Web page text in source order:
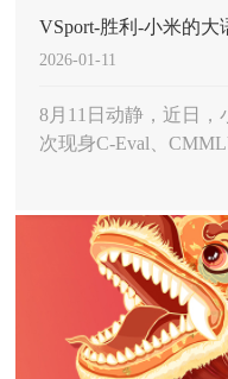
VSport-胜利-小米的
2026-01-11
8月11日动静，近日
次现身C-Eval、